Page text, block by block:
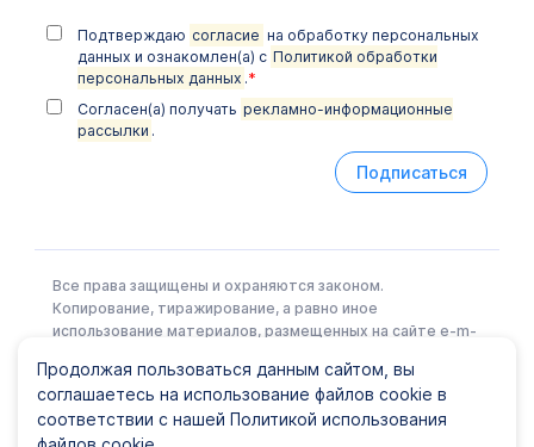
Подтверждаю согласие на обработку персональных
данных и ознакомлен(а) с Политикой обработки
персональных данных .*
Согласен(а) получать рекламно-информационные
рассылки .
Подписаться
Все права защищены и охраняются законом.
Копирование, тиражирование, а равно иное
использование материалов, размещенных на сайте e-m-
Правообладателя.
Продолжая пользоваться данным сайтом, вы
соглашаетесь на использование файлов cookie в
соответствии с нашей Политикой использования